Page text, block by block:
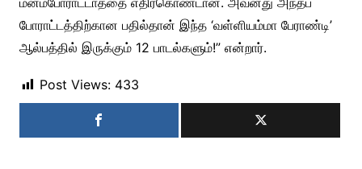
போராட்டத்திற்கான பதில்தான் இந்த ‘வள்ளியம்மா பேராண்டி’
ஆல்பத்தில் இருக்கும் 12 பாடல்களும்!” என்றார்.
Post Views: 433